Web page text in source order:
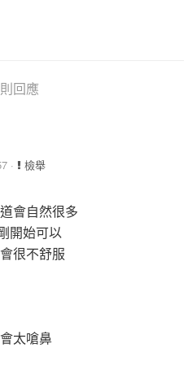
回應
· 檢舉
會自然很多
開始可以
很不舒服
太嗆鼻